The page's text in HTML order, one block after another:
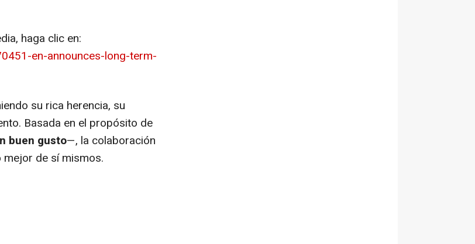
haga clic en:
en-announces-long-term-
su rica herencia, su
Basada en el propósito de
buen gusto—, la colaboración
de sí mismos.